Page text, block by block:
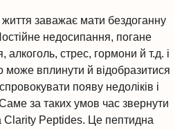
життя заважає мати бездоганну
недосипання, погане
алкоголь, стрес, гормони й т.д. і
може вплинути й відобразитися
появу недоліків і
за таких умов час звернути
Clarity Peptides. Це пептидна